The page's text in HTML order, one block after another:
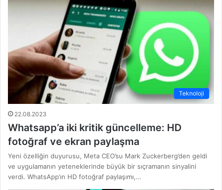
Teknoloji
22.08.2023
Whatsapp’a iki kritik güncelleme: HD
fotoğraf ve ekran paylaşma
Yeni özelliğin duyurusu, Meta CEO’su Mark Zuckerberg’den geldi
ve uygulamanın yeteneklerinde büyük bir sıçramanın sinyalini
verdi. WhatsApp’ın HD fotoğraf paylaşımı,…